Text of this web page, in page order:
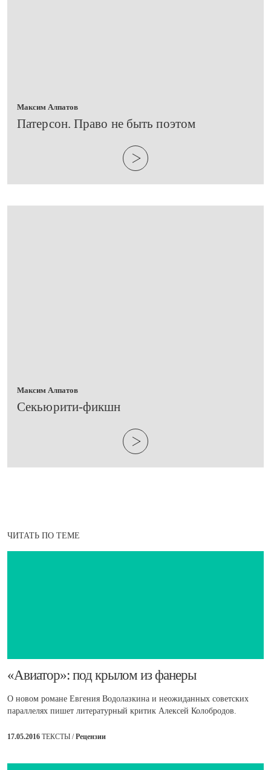
Максим Алпатов
​Патерсон. Право не быть поэтом
Максим Алпатов
​Секьюрити-фикшн
ЧИТАТЬ ПО ТЕМЕ
​«Авиатор»: под крылом из фанеры
О новом романе Евгения Водолазкина и неожиданных советских
параллелях пишет литературный критик Алексей Колобродов.
17.05.2016 ТЕКСТЫ /Рецензии